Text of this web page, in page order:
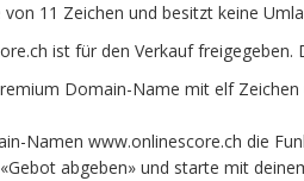
11 Zeichen und besitzt keine
ist für den Verkauf
Domain-Name mit elf
Namen www.onlinescore.ch die
abgeben» und starte mit